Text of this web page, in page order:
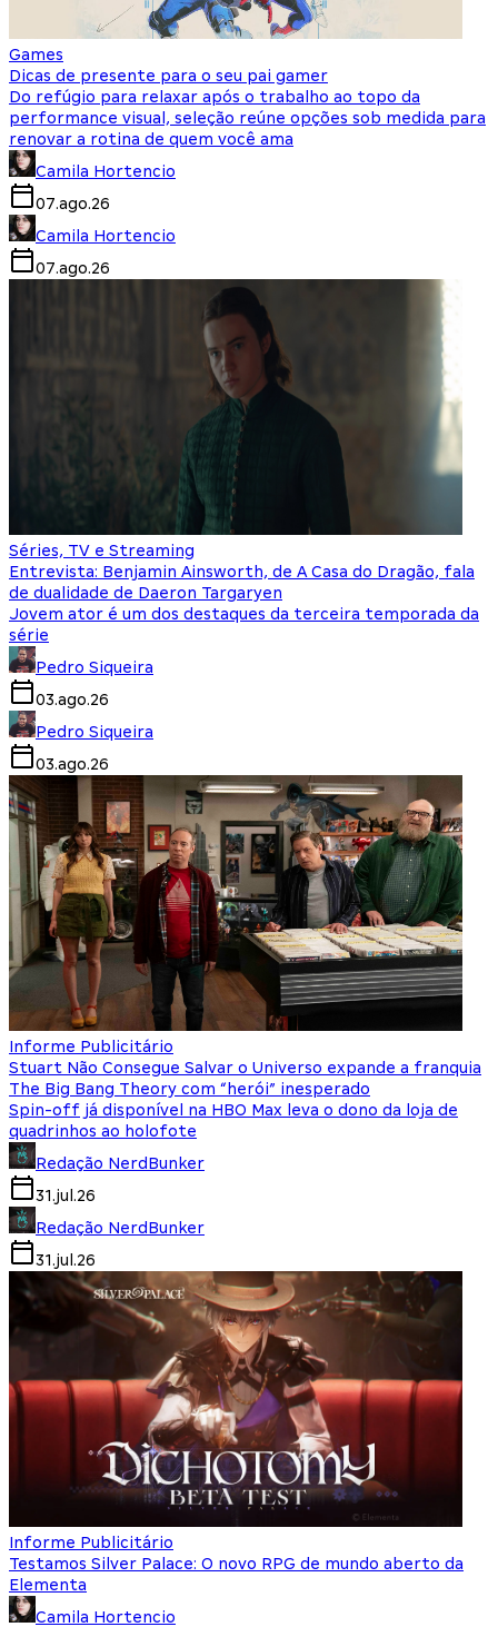
Games
Dicas de presente para o seu pai gamer
Do refúgio para relaxar após o trabalho ao topo da
performance visual, seleção reúne opções sob medida para
renovar a rotina de quem você ama
Camila Hortencio
07.ago.26
Camila Hortencio
07.ago.26
Séries, TV e Streaming
Entrevista: Benjamin Ainsworth, de A Casa do Dragão, fala
de dualidade de Daeron Targaryen
Jovem ator é um dos destaques da terceira temporada da
série
Pedro Siqueira
03.ago.26
Pedro Siqueira
03.ago.26
Informe Publicitário
Stuart Não Consegue Salvar o Universo expande a franquia
The Big Bang Theory com “herói” inesperado
Spin-off já disponível na HBO Max leva o dono da loja de
quadrinhos ao holofote
Redação NerdBunker
31.jul.26
Redação NerdBunker
31.jul.26
Informe Publicitário
Testamos Silver Palace: O novo RPG de mundo aberto da
Elementa
Camila Hortencio